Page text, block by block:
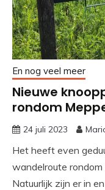
En nog veel meer
Nieuwe
rondom
24 juli 2023
Het heeft even
wandelroute
Natuurlijk zijn er in